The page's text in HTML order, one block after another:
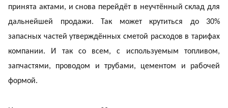
принята актами, и снова перейдёт в неучтённый склад для
дальнейшей продажи. Так может крутиться до 30%
запасных частей утверждённых сметой расходов в тарифах
компании. И так со всем, с используемым топливом,
запчастями, проводом и трубами, цементом и рабочей
формой.